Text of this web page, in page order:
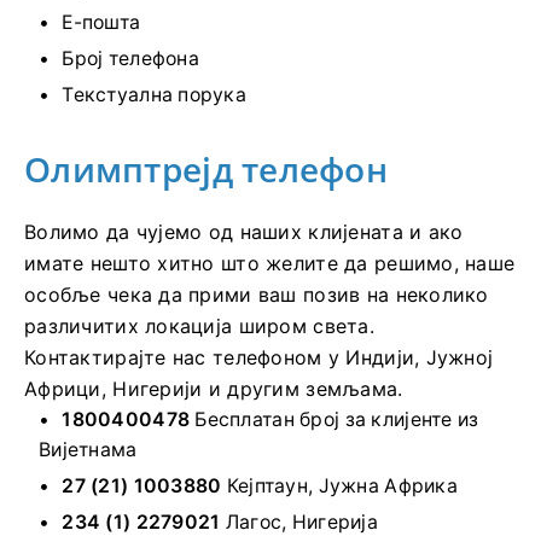
Е-пошта
Број телефона
Текстуална порука
Олимптрејд телефон
Волимо да чујемо од наших клијената и ако
имате нешто хитно што желите да решимо, наше
особље чека да прими ваш позив на неколико
различитих локација широм света.
Контактирајте нас телефоном у Индији, Јужној
Африци, Нигерији и другим земљама.
1800400478 Бесплатан број за клијенте из
Вијетнама
27 (21) 1003880 Кејптаун, Јужна Африка
234 (1) 2279021 Лагос, Нигерија